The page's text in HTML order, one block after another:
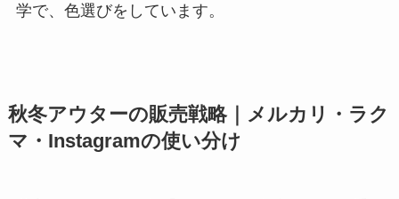
学で、色選びをしています。
秋冬アウターの販売戦略｜メルカリ・ラク
マ・Instagramの使い分け